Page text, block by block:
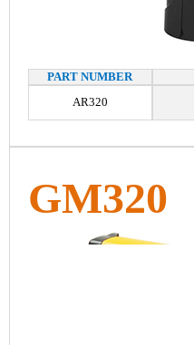
PART NUMBER
AR320
GM320